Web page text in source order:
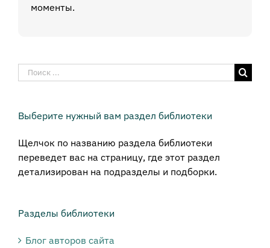
моменты.
Результат
поиска:
Выберите нужный вам раздел библиотеки
Щелчок по названию раздела библиотеки
переведет вас на страницу, где этот раздел
детализирован на подразделы и подборки.
Разделы библиотеки
Блог авторов сайта